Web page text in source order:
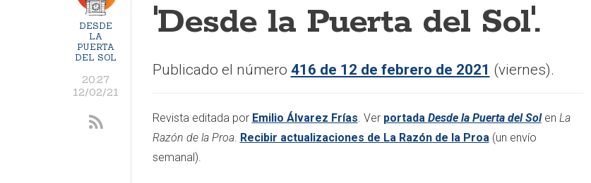
DESDE
LA
PUERTA
DEL SOL
20:27
12/02/21
'Desde la Puerta del Sol'.
Publicado el número 416 de 12 de febrero de 2021 (viernes).
Revista editada por Emilio Álvarez Frías. Ver portada Desde la Puerta del Solen La
Razón de la Proa. Recibir actualizaciones de La Razón de la Proa(un envío
semanal).